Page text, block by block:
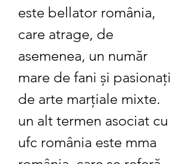
este bellator românia,
care atrage, de
asemenea, un număr
mare de fani și pasionați
de arte marțiale mixte.
un alt termen asociat cu
ufc românia este mma